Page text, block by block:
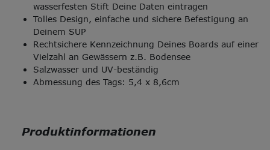
wasserfesten Stift Deine Daten eintragen
Tolles Design, einfache und sichere Befestigung an
Deinem SUP
Rechtsichere Kennzeichnung Deines Boards auf einer
Vielzahl an Gewässern z.B. Bodensee
Salzwasser und UV-beständig
Abmessung des Tags: 5,4 x 8,6cm
Produktinformationen